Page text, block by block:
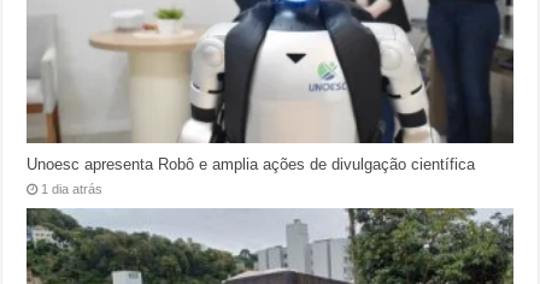
Unoesc apresenta Robô e amplia ações de divulgação científica
1 dia atrás